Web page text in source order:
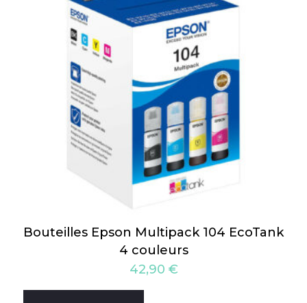
Bouteilles Epson Multipack 104 EcoTank
4 couleurs
42,90 €